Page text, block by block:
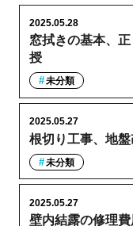
窓拭きの基本、
授
2025.05.28
未分類
根切り工事、地
2025.05.27
未分類
壁内結露の修理
2025.05.27